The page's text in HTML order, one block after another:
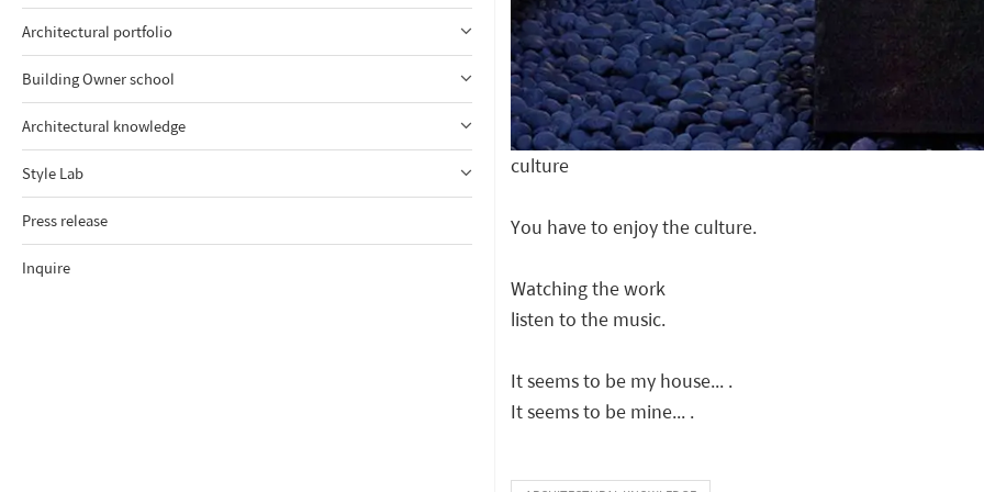
Architectural portfolio
Building Owner school
Architectural knowledge
Style Lab
Press release
Inquire
culture
You have to enjoy the culture.
Watching the work
listen to the music.
It seems to be my house... .
It seems to be mine... .